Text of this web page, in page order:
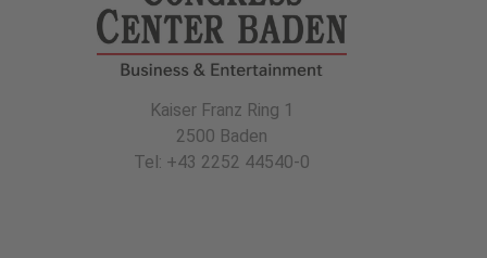
Kaiser Franz Ring 1
2500 Baden
Tel: +43 2252 44540-0